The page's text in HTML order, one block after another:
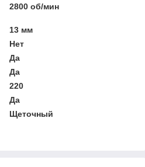
2800 об/мин
13 мм
Нет
Да
Да
220
Да
Щеточный